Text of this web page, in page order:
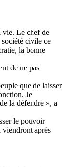
vie. Le chef de
société civile ce
la bonne
de ne pas
que de laisser
Je
la défendre », a
le pouvoir
viendront après